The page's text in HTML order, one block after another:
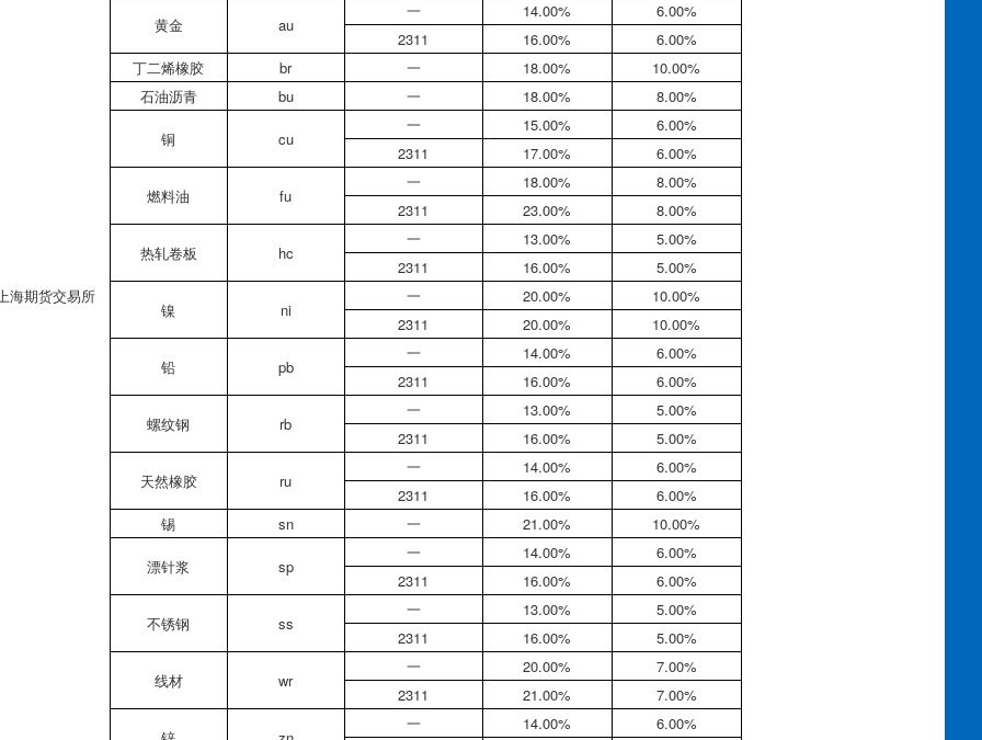
海期货交易所
黄金 au
一 14.00%
6.00%
2311
16.00%
6.00%
丁二烯橡胶
br 一 18.00%
10.00%
石油沥青
bu 一 18.00% 8.00%
铜 cu
一 15.00%
6.00%
2311
17.00% 6.00%
燃料油 fu
一 18.00%
8.00%
2311
23.00% 8.00%
热轧卷板 hc
一 13.00%
5.00%
2311
16.00% 5.00%
镍 ni
一 20.00%
10.00%
2311
20.00% 10.00%
铅 pb
一 14.00%
6.00%
2311
16.00% 6.00%
螺纹钢 rb
一 13.00%
5.00%
2311
16.00% 5.00%
天然橡胶 ru
一 14.00%
6.00%
2311
16.00%
6.00%
锡
sn 一 21.00% 10.00%
漂针浆 sp
一 14.00%
6.00%
2311
16.00% 6.00%
不锈钢 ss
一 13.00%
5.00%
2311
16.00% 5.00%
线材 wr
一 20.00%
7.00%
2311
21.00% 7.00%
一 14.00% 6.00%